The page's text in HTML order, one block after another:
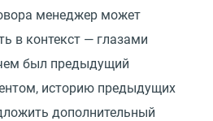
менеджер может
в контекст — глазами
был предыдущий
историю предыдущих
дополнительный